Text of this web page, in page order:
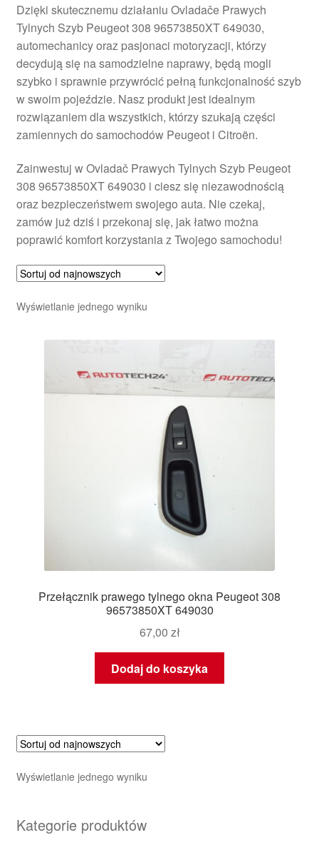
Skarga
Wózek
Zamówienia
Zasady i warunki
Dzięki skutecznemu działaniu Ovladače Prawych
Tylnych Szyb Peugeot 308 96573850XT 649030,
automechanicy oraz pasjonaci motoryzacji, którzy
decydują się na samodzielne naprawy, będą mogli
szybko i sprawnie przywrócić pełną funkcjonalność szyb
w swoim pojeździe. Nasz produkt jest idealnym
rozwiązaniem dla wszystkich, którzy szukają części
zamiennych do samochodów Peugeot i Citroën.
Zainwestuj w Ovladač Prawych Tylnych Szyb Peugeot
308 96573850XT 649030 i ciesz się niezawodnością
oraz bezpieczeństwem swojego auta. Nie czekaj,
zamów już dziś i przekonaj się, jak łatwo można
poprawić komfort korzystania z Twojego samochodu!
Wyświetlanie jednego wyniku
Przełącznik prawego tylnego okna Peugeot 308
96573850XT 649030
67,00 zł
Dodaj do koszyka
Wyświetlanie jednego wyniku
Kategorie produktów